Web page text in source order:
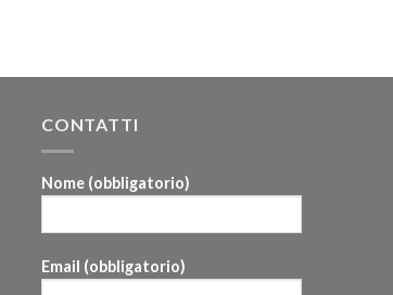
CONTATTI
Nome (obbligatorio)
Email (obbligatorio)